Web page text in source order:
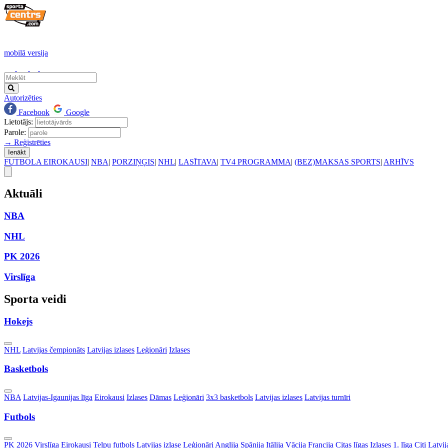
mobilā versija
Autorizēties
Facebook
Google
Lietotājs:
Parole:
→ Reģistrēties
Ienākt
FUTBOLA EIROKAUSI| NBA| PORZIŅĢIS| NHL| LASĪTAVA| TV4 PROGRAMMA| (BEZ)MAKSAS SPORTS| ARHĪVS
Aktuāli
NBA
NHL
PK 2026
Virslīga
Sporta veidi
Hokejs
Toggle
Dropdown
NHL Latvijas čempionāts Latvijas izlases Leģionāri Izlases
Basketbols
Toggle
Dropdown
NBA Latvijas-Igaunijas līga Eirokausi Izlases Dāmas Leģionāri 3x3 basketbols Latvijas izlases Latvijas turnīri
Futbols
Toggle
PK 2026 Virslīga Eirokausi Telpu futbols Latvijas izlase Leģionāri Anglija Spānija Itālija Vācija Francija Citas līgas Izlases 1. līga Citi